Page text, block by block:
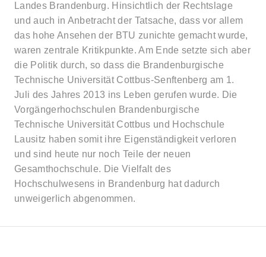
Landes Brandenburg. Hinsichtlich der Rechtslage
und auch in Anbetracht der Tatsache, dass vor allem
das hohe Ansehen der BTU zunichte gemacht wurde,
waren zentrale Kritikpunkte. Am Ende setzte sich aber
die Politik durch, so dass die Brandenburgische
Technische Universität Cottbus-Senftenberg am 1.
Juli des Jahres 2013 ins Leben gerufen wurde. Die
Vorgängerhochschulen Brandenburgische
Technische Universität Cottbus und Hochschule
Lausitz haben somit ihre Eigenständigkeit verloren
und sind heute nur noch Teile der neuen
Gesamthochschule. Die Vielfalt des
Hochschulwesens in Brandenburg hat dadurch
unweigerlich abgenommen.